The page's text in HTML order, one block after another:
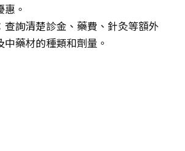
。
查詢清楚診金、藥費、針灸等額外
中藥材的種類和劑量。